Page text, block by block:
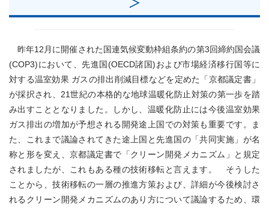
昨年12月に開催された国連気候変動枠組条約の第3回締約国会議
(COP3)において、先進国(OECD諸国)および市場経済移行国等に
対する温室効果 ガスの排出削減目標などを定めた「京都議定書」
が採択され、21世紀の本格的な地球温暖化防止対策の第一歩を踏
み出すこととなりました。しかし、温暖化防止には今後温室効果
ガス排出の増加が予想される開発途上国での対策も重要です。ま
た、これまで議論されてきた途上国と先進国の「共同実施」が名
称と形を変え、京都議定書で「クリーン開発メカニズム」と規定
されましたが、これもある種の技術移転と言えます。 そうした
ことから、技術移転の一層の推進方策および、詳細が今後検討さ
れるクリーン開発メカニズムのあり方について議論するため、環